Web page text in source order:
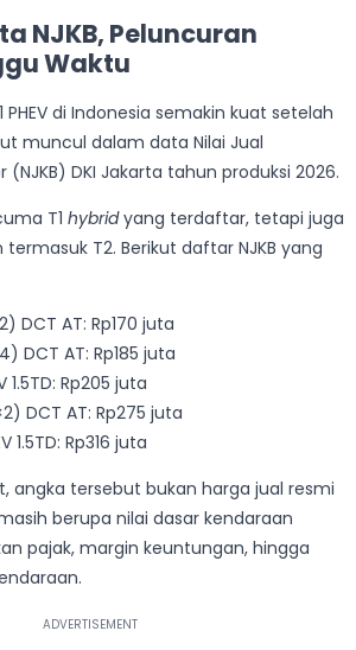
NJKB, Peluncuran
Waktu
PHEV di Indonesia semakin kuat setelah
muncul dalam data Nilai Jual
DKI Jakarta tahun produksi 2026.
T1 hybridyang terdaftar, tetapi juga
T2. Berikut daftar NJKB yang
DCT AT: Rp170 juta
DCT AT: Rp185 juta
1.5TD: Rp205 juta
DCT AT: Rp275 juta
1.5TD: Rp316 juta
angka tersebut bukan harga jual resmi
berupa nilai dasar kendaraan
pajak, margin keuntungan, hingga